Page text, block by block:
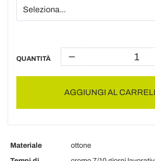
QUANTITÀ
AGGIUNGI AL
Materiale
ottone